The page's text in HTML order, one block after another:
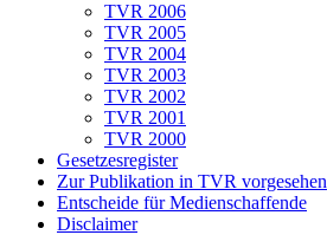
TVR 2006
TVR 2005
TVR 2004
TVR 2003
TVR 2002
TVR 2001
TVR 2000
Gesetzesregister
Zur Publikation in TVR vorgesehen
Entscheide für Medienschaffende
Disclaimer